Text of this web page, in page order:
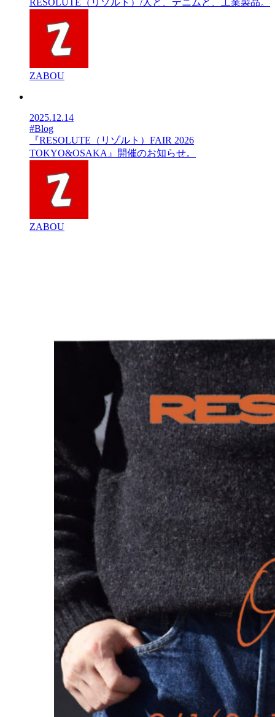
ZABOU
2025.12.14
#Blog
『RESOLUTE（リゾルト）FAIR 2026
TOKYO&OSAKA』開催のお知らせ。
ZABOU